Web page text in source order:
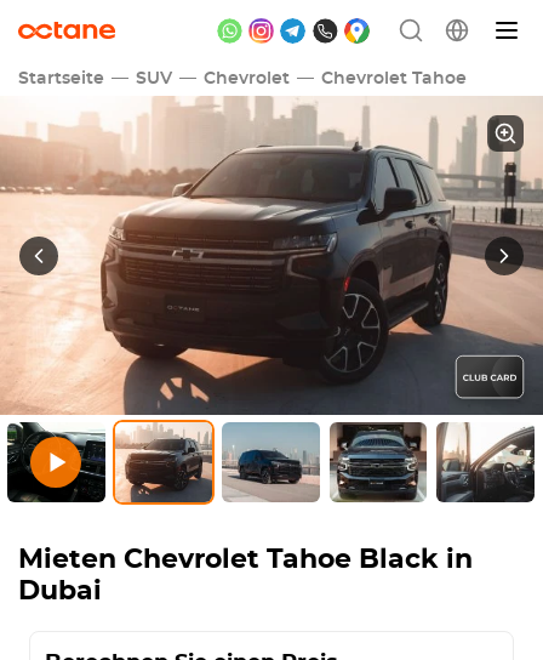
Startseite SUV Chevrolet Chevrolet Tahoe
Mieten Chevrolet Tahoe Black in
Dubai